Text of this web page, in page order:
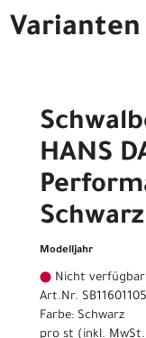
Varianten
HANS
Schwarz
Modelljahr
Nicht verfügbar
Art.Nr. SB11601105
Farbe: Schwarz
pro st (inkl. MwSt.